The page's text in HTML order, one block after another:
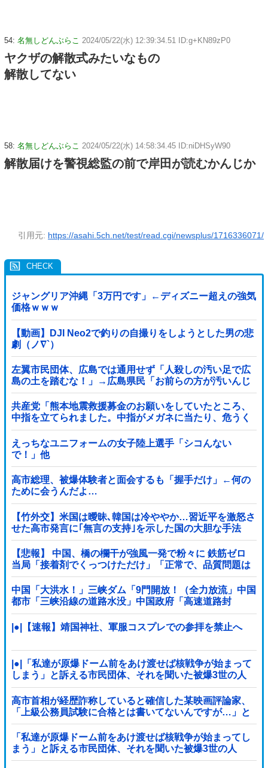
54: 名無しどんぶらこ 2024/05/22(水) 12:39:34.51 ID:g+KN89zP0
ヤクザの解散式みたいなもの
解散してない
58: 名無しどんぶらこ 2024/05/22(水) 14:58:34.45 ID:niDHSyW90
解散届けを警視総監の前で岸田が読むかんじか
引用元: https://asahi.5ch.net/test/read.cgi/newsplus/1716336071/
ジャングリア沖縄「3万円です」←ディズニー超えの強気
価格ｗｗｗ
【動画】DJI Neo2で釣りの自撮りをしようとした男の悲
劇（ノ∇`）
左翼市民団体、広島では通用せず「人殺しの汚い足で広
島の土を踏むな！」→広島県民「お前らの方が汚いんじ
ゃ！」「ワシらが広島県民じゃ」
共産党「熊本地震救援募金のお願いをしていたところ、
中指を立てられました。中指がメガネに当たり、危うく
怪我をするところでした」
えっちなユニフォームの女子陸上選手「シコんない
で！」他
高市総理、被爆体験者と面会するも「握手だけ」←何の
ために会うんだよ…
【竹外交】米国は曖昧､韓国は冷ややか…習近平を激怒さ
せた高市発言に｢無言の支持｣を示した国の大胆な手法
【悲報】 中国、橋の欄干が強風一発で粉々に 鉄筋ゼロ
当局「接着剤でくっつけただけ」「正常で、品質問題は
ない」
中国「大洪水！」三峡ダム「9門開放！（全力放流」中国
都市「三峡沿線の道路水没」中国政府「高速道路封
鎖！」中国ダム「緊急放流に合わせて開門（土砂崩れ発
生」→
|●|【速報】靖国神社、軍服コスプレでの参拝を禁止へ
|●|「私達が原爆ドーム前をあけ渡せば核戦争が始まって
しまう」と訴える市民団体、それを聞いた被爆3世の人
が……
高市首相が経歴詐称していると確信した某映画評論家、
「上級公務員試験に合格とは書いてないんですが…」と
ツッコミを受けまくり……
「私達が原爆ドーム前をあけ渡せば核戦争が始まってし
まう」と訴える市民団体、それを聞いた被爆3世の人
が……